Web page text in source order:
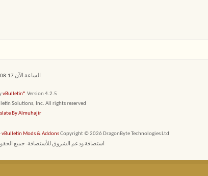
الساعة الآن08:17 PM
vBulletin® Version 4.2.5
Solutions, Inc. All rights reserved.
By Almuhajir
vBulletin Mods & AddonsCopyright © 2026 DragonByte Technologies Ltd.
استضافة ودعم الشروق للأستضافة- جميع الحقوق